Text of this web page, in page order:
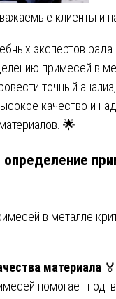
клиенты и
экспертов
примесей в
точный
качество и
🌟
в металле
материала
помогает